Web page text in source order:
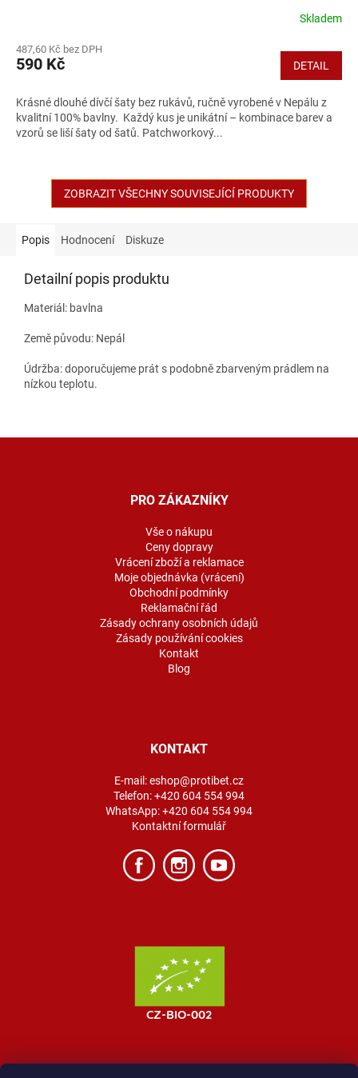
produktu
je
z
5
hvězdiček.
Skladem
487,60 Kč bez DPH
590 Kč DETAIL
Krásné dlouhé dívčí šaty bez rukávů, ručně vyrobené v Nepálu z
kvalitní 100% bavlny. Každý kus je unikátní – kombinace barev a
vzorů se liší šaty od šatů. Patchworkový...
ZOBRAZIT VŠECHNY SOUVISEJÍCÍ PRODUKTY
Popis Hodnocení Diskuze
Detailní popis produktu
Materiál: bavlna
Země původu: Nepál
Údržba: doporučujeme prát s podobně zbarveným prádlem na
nízkou teplotu.
PRO ZÁKAZNÍKY
Vše o nákupu
Ceny dopravy
Vrácení zboží a reklamace
Moje objednávka (vrácení)
Obchodní podmínky
Reklamační řád
Zásady ochrany osobních údajů
Zásady používání cookies
Kontakt
Blog
KONTAKT
E-mail:eshop@protibet.cz
Telefon:+420 604 554 994
WhatsApp:+420 604 554 994
Kontaktní formulář